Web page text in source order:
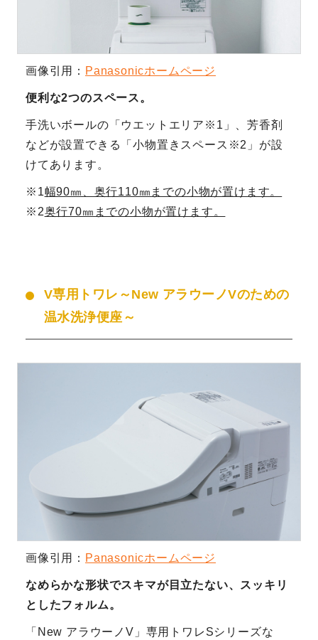
画像引用： Panasonicホームページ
便利な2つのスペース。
手洗いボールの「ウエットエリア ※1 」、芳香剤
などが設置できる「小物置きスペース ※2 」が設
けてあります。
※1幅90㎜、奥行110㎜までの小物が置けます。
※2奥行70㎜までの小物が置けます。
V専用トワレ～New アラウーノVのための
温水洗浄便座～
画像引用： Panasonicホームページ
なめらかな形状でスキマが目立たない、スッキリ
としたフォルム。
「New アラウーノV」専用トワレSシリーズな